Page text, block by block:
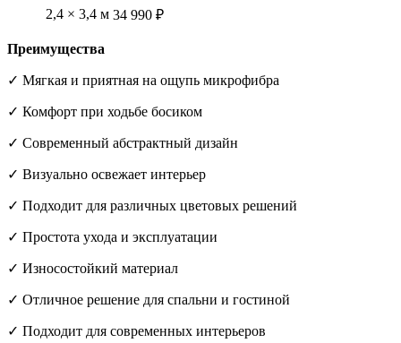
2,4 × 3,4 м 34 990 ₽
Преимущества
✓ Мягкая и приятная на ощупь микрофибра
✓ Комфорт при ходьбе босиком
✓ Современный абстрактный дизайн
✓ Визуально освежает интерьер
✓ Подходит для различных цветовых решений
✓ Простота ухода и эксплуатации
✓ Износостойкий материал
✓ Отличное решение для спальни и гостиной
✓ Подходит для современных интерьеров